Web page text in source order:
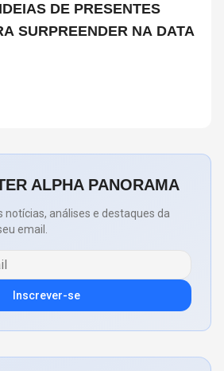
SURPREENDER NA DATA
ALPHA PANORAMA
notícias, análises e destaques da
email.
Inscrever-se